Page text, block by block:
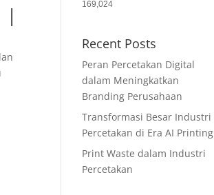
|
169,024
Recent Posts
Peran Percetakan Digital
dalam Meningkatkan
Branding Perusahaan
Transformasi Besar Industri
Percetakan di Era AI Printing
Print Waste dalam Industri
Percetakan